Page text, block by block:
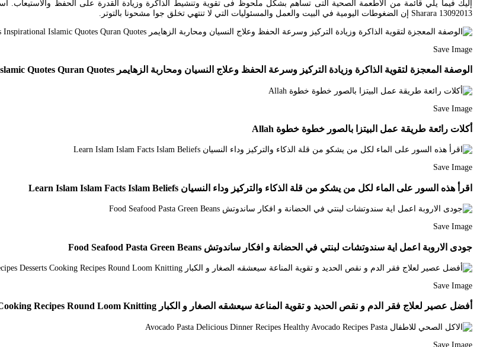
Sharara 13092013 إن الضغوطات اليومية في البيت والعمل والمسئوليات التي لا تنتهي تخلق جوا مشحونا بالتوتر.
Save Image
الوصفة المعجزة لتقوية الذاكرة وزيادة التركيز وسرعة الحفظ وعلاج النسيان ومحاربة الزهايمر Youtube Quran Quotes Inspirational Islamic Quotes Quran Quotes
Save Image
أكلات رائعة طريقة عمل البيتزا بالصور خطوة خطوة Allah
Save Image
اقرأ هذه السور على الماء لكل من يشكو من قلة الذكاء والتركيز وداء النسيان Learn Islam Islam Facts Islam Beliefs
Save Image
جودى الاروبة اعمل اية سندوتشات لبنتي في الحضانة و افكار ساندوتش Food Seafood Pasta Green Beans
Save Image
أفضل عصير لعلاج فقر الدم و نقص الحديد و تقوية المناعة سيعشقه الصغار و الكبار Youtube Cooking Recipes Desserts Cooking Recipes Round Loom Knitting
Save Image